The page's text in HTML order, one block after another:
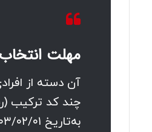
مهلت انتخاب
آن دسته از
چند کد ترکیب